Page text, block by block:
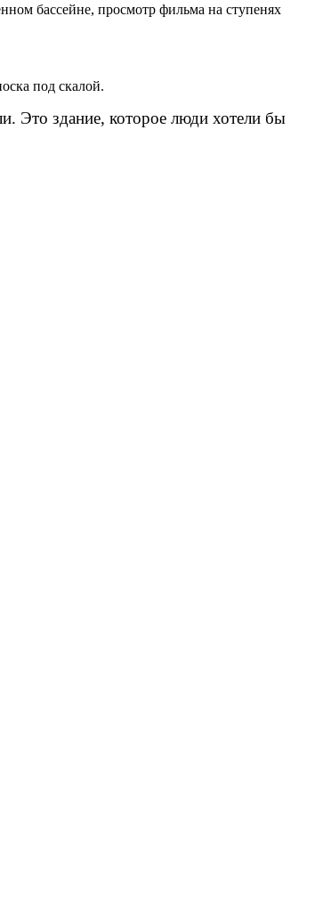
бассейне, просмотр фильма на ступенях
под скалой.
Это здание, которое люди хотели бы